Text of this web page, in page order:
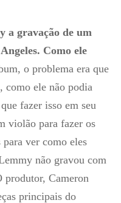
a gravação de um
Como ele
o problema era que
como ele não podia
fazer isso em seu
violão para fazer os
para ver como eles
não gravou com
produtor, Cameron
principais do